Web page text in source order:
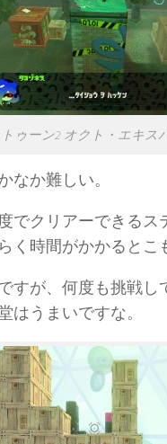
ゥーン2 オクト・エキス
なか難しい。
でクリアーできるス
く時間がかかるとこ
すが、何度も挑戦
はうまいですな。